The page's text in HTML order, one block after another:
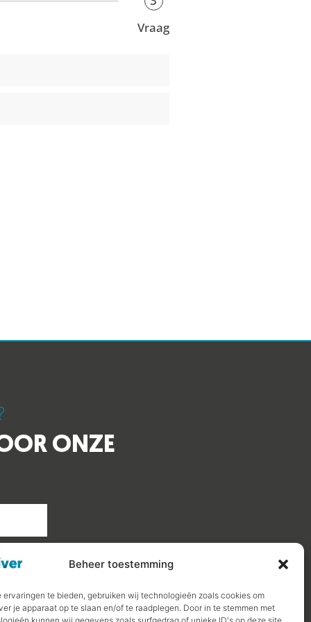
Beheer toestemming
ervaringen te bieden, gebruiken wij technologieën zoals cookies om
je apparaat op te slaan en/of te raadplegen. Door in te stemmen met
Vraag
ONZE